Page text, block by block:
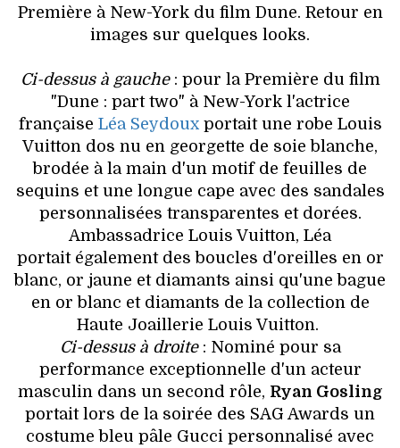
DÉCO
VOYAGES & LOISIRS
Première à New-York du film Dune. Retour en
images sur quelques looks.
Ci-dessus à gauche: pour la Première du film
"Dune : part two" à New-York l'actrice
française Léa Seydouxportait une robe Louis
Vuitton dos nu en georgette de soie blanche,
brodée à la main d'un motif de feuilles de
sequins et une longue cape avec des sandales
personnalisées transparentes et dorées.
Ambassadrice Louis Vuitton, Léa
portait également des boucles d'oreilles en or
blanc, or jaune et diamants ainsi qu'une bague
en or blanc et diamants de la collection de
Haute Joaillerie Louis Vuitton.
Ci-dessus à droite: Nominé pour sa
performance exceptionnelle d'un acteur
masculin dans un second rôle, Ryan Gosling
portait lors de la soirée des SAG Awards un
costume bleu pâle Gucci personnalisé avec